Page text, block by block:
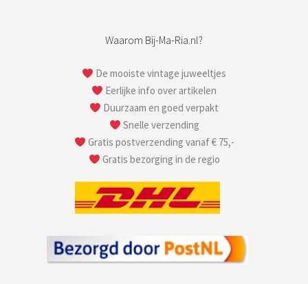
Waarom Bij-Ma-Ria.nl?
De mooiste vintage juweeltjes
Eerlijke info over artikelen
Duurzaam en goed verpakt
Snelle verzending
Gratis postverzending vanaf € 75,-
Gratis bezorging in de regio